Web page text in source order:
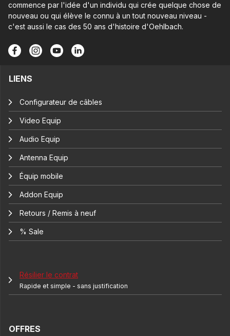
commence par l'idée d'un individu qui crée quelque chose de
nouveau ou qui élève le connu à un tout nouveau niveau -
c'est aussi le cas des 50 ans d'histoire d'Oehlbach.
LIENS
Configurateur de câbles
Video Equip
Audio Equip
Antenna Equip
Équip mobile
Addon Equip
Retours / Remis à neuf
% Sale
Résilier le contrat
Rapide et simple - sans justification
OFFRES